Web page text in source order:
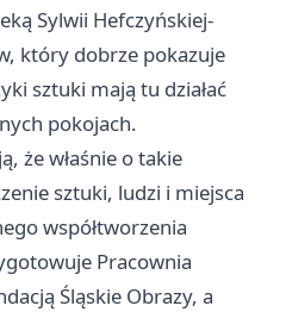
Sylwii Hefczyńskiej-
który dobrze pokazuje
sztuki mają tu działać
pokojach.
że właśnie o takie
sztuki, ludzi i miejsca
współtworzenia
Pracownia
Śląskie Obrazy, a